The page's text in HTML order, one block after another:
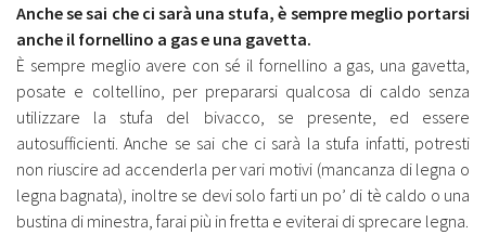
Anche se sai che ci sarà una stufa, è sempre meglio portarsi
anche il fornellino a gas e una gavetta.
È sempre meglio avere con sé il fornellino a gas, una gavetta,
posate e coltellino, per prepararsi qualcosa di caldo senza
utilizzare la stufa del bivacco, se presente, ed essere
autosufficienti. Anche se sai che ci sarà la stufa infatti, potresti
non riuscire ad accenderla per vari motivi (mancanza di legna o
legna bagnata), inoltre se devi solo farti un po’ di tè caldo o una
bustina di minestra, farai più in fretta e eviterai di sprecare legna.